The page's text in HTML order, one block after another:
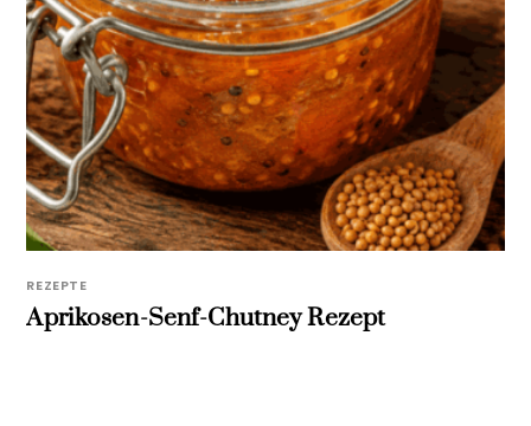
REZEPTE
Aprikosen-Senf-Chutney Rezept